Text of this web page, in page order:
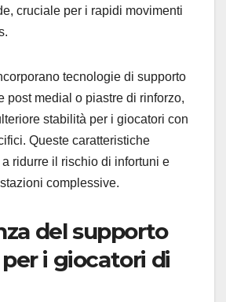
cruciale per i rapidi movimenti
tecnologie di supporto
post medial o piastre di rinforzo,
stabilità per i giocatori con
Queste caratteristiche
ridurre il rischio di infortuni e
complessive.
del supporto
per i giocatori di